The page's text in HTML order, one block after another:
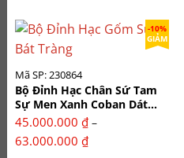
54.000.000 ₫-10%
GIẢM
Mã SP: 230864
Bộ Đỉnh Hạc Chân Sứ Tam
Sự Men Xanh Coban Dát
Vàng 230864
45.000.000 ₫ –
63.000.000 ₫Khoảng